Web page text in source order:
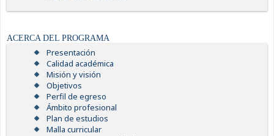
ACERCA DEL PROGRAMA
Presentación
Calidad académica
Misión y visión
Objetivos
Perfil de egreso
Ámbito profesional
Plan de estudios
Malla curricular